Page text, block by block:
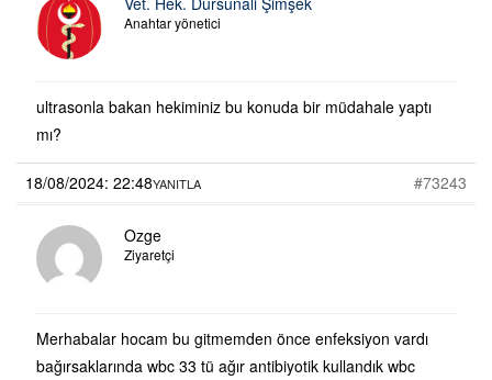
Anahtar yönetici
ultrasonla bakan hekiminiz bu konuda bir müdahale yaptı
mı?
18/08/2024: 22:48 #73243
YANITLA
Ozge
Ziyaretçi
Merhabalar hocam bu gitmemden önce enfeksiyon vardı
bağırsaklarında wbc 33 tü ağır antibiyotik kullandık wbc